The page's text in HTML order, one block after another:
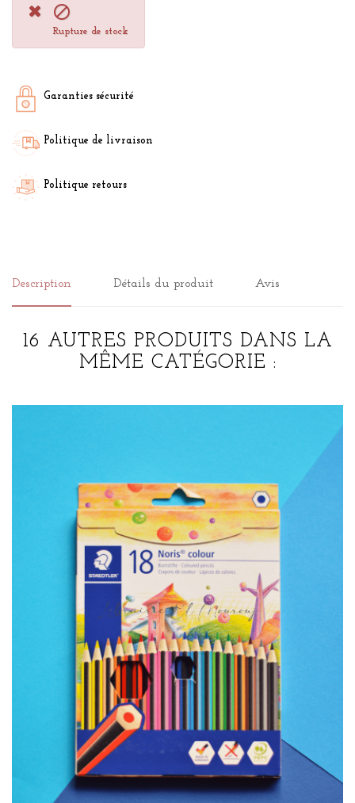

Rupture de stock
Garanties sécurité
Politique de livraison
Politique retours
Description Détails du produit Avis
16 AUTRES PRODUITS DANS LA
MÊME CATÉGORIE :